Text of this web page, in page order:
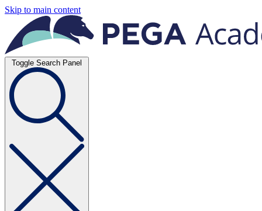
Skip to main content
Toggle Search Panel